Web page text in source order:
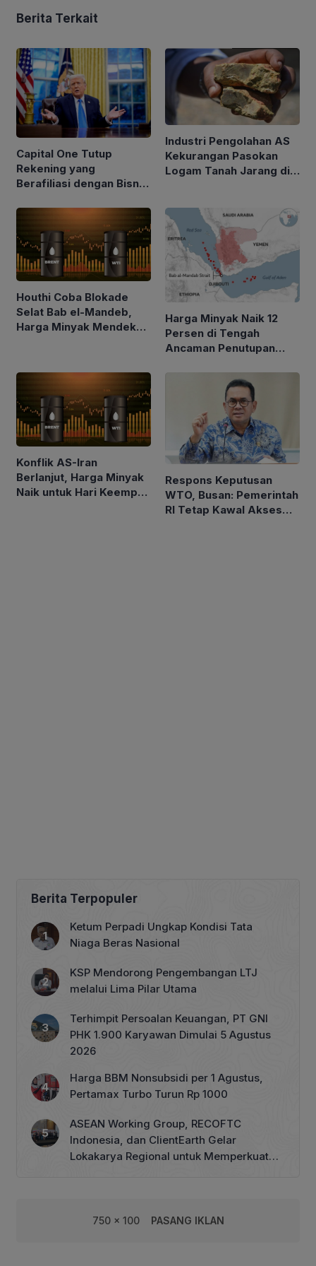
Berita Terkait
Capital One Tutup
Rekening yang
Berafiliasi dengan Bisnis
Industri Pengolahan AS
Kekurangan Pasokan
Logam Tanah Jarang di
Houthi Coba Blokade
Selat Bab el-Mandeb,
Harga Minyak Mendekati
Harga Minyak Naik 12
Persen di Tengah
Ancaman Penutupan
Konflik AS-Iran
Berlanjut, Harga Minyak
Naik untuk Hari Keempat
Respons Keputusan
WTO, Busan: Pemerintah
RI Tetap Kawal Akses
Berita Terpopuler
Ketum Perpadi Ungkap Kondisi Tata
Niaga Beras Nasional
KSP Mendorong Pengembangan LTJ
melalui Lima Pilar Utama
Terhimpit Persoalan Keuangan, PT GNI
PHK 1.900 Karyawan Dimulai 5 Agustus
2026
Harga BBM Nonsubsidi per 1 Agustus,
Pertamax Turbo Turun Rp 1000
ASEAN Working Group, RECOFTC
Indonesia, dan ClientEarth Gelar
Lokakarya Regional untuk Memperkuat
750 x 100 PASANG IKLAN